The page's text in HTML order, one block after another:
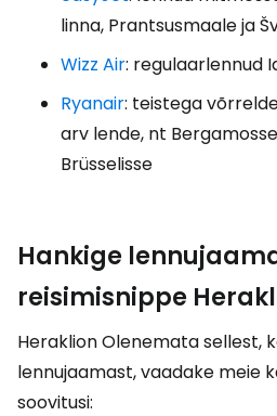
linna, Prantsusmaale ja
Wizz Air: regulaarlennud
Ryanair: teistega
arv lende, nt
Brüsselisse
Hankige
reisimisnippe
Heraklion Olenemata sellest,
lennujaamast, vaadake meie
soovitusi: